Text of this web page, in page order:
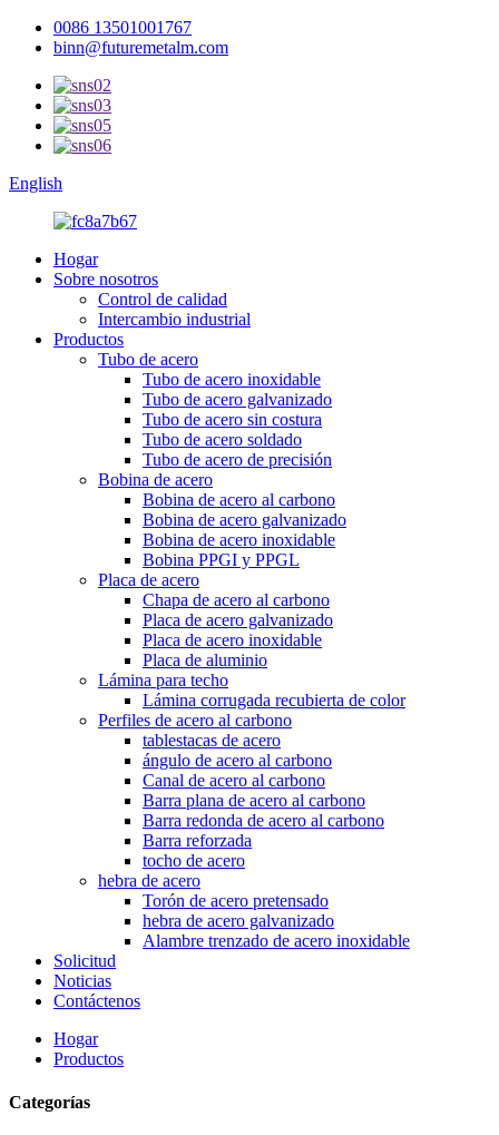
0086 13501001767
binn@futuremetalm.com
English
Hogar
Sobre nosotros
Control de calidad
Intercambio industrial
Productos
Tubo de acero
Tubo de acero inoxidable
Tubo de acero galvanizado
Tubo de acero sin costura
Tubo de acero soldado
Tubo de acero de precisión
Bobina de acero
Bobina de acero al carbono
Bobina de acero galvanizado
Bobina de acero inoxidable
Bobina PPGI y PPGL
Placa de acero
Chapa de acero al carbono
Placa de acero galvanizado
Placa de acero inoxidable
Placa de aluminio
Lámina para techo
Lámina corrugada recubierta de color
Perfiles de acero al carbono
tablestacas de acero
ángulo de acero al carbono
Canal de acero al carbono
Barra plana de acero al carbono
Barra redonda de acero al carbono
Barra reforzada
tocho de acero
hebra de acero
Torón de acero pretensado
hebra de acero galvanizado
Alambre trenzado de acero inoxidable
Solicitud
Noticias
Contáctenos
Hogar
Productos
Categorías